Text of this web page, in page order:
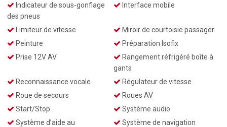
Indicateur de sous-gonflage
des pneus
Interface mobile
Limiteur de vitesse
Miroir de courtoisie passager
Peinture
Préparation Isofix
Prise 12V AV
Rangement réfrigéré boîte à
gants
Reconnaissance vocale
Régulateur de vitesse
Roue de secours
Roues AV
Start/Stop
Système audio
Système d’aide au
Système de navigation